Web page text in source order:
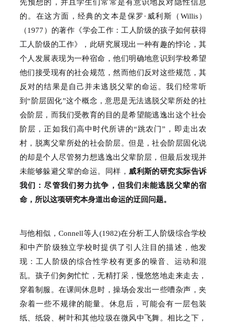
先预想的，并且学生们常常是有意识地反对隐性信息
的。 在这方面，经典的文本是保罗·威利斯（Willis）
（1977）的著作《学会工作： 工人阶级的孩子如何获得
工人阶级的工作》，此研究展现出一种有趣的悖论，其
个人发展表现为一种宿命，他们明确地意识到学校希望
他们接受现有的社会规范，然而他们反对这些规范，其
反对的结果是自己并未逃脱父辈的命运。我们经常听
到“阶层固化”这个概念，意思是无法逃脱父辈所处的社
会阶层，而我们受教育的目的是希望能逃逸出这个社会
阶层，正如我们高中时代所讲的“跳农门”，即走出农
村，脱离父辈所处的社会阶层。但是，社会阶层固化说
的却是个人尽管努力想逃逸出父辈阶层，但最后发现并
未能够躲避父辈的命运。
同样， 威利斯的研究实际告诉
我们：尽管我们努力抗争，但我们未能逃脱父辈的宿
命，所以这项研究本身道出命运的迂回问题。
与他相似，Connell等人(1982)在分析工人阶级综合学校
和中产阶级独立学校时提供了引人注目的描述，他发
现： 工人阶级的综合性学校有更多的噪音、运动和混
乱。 孩子们匆匆忙忙，无精打采，慢悠悠地走来走去，
穿着制服。在课间休息时，操场会发出一些嘈杂声，夹
杂着一些不规律的能量。 休息后，可能会有一层包装
纸、纸袋、树叶和其他垃圾在微风中飞舞。相比之下，